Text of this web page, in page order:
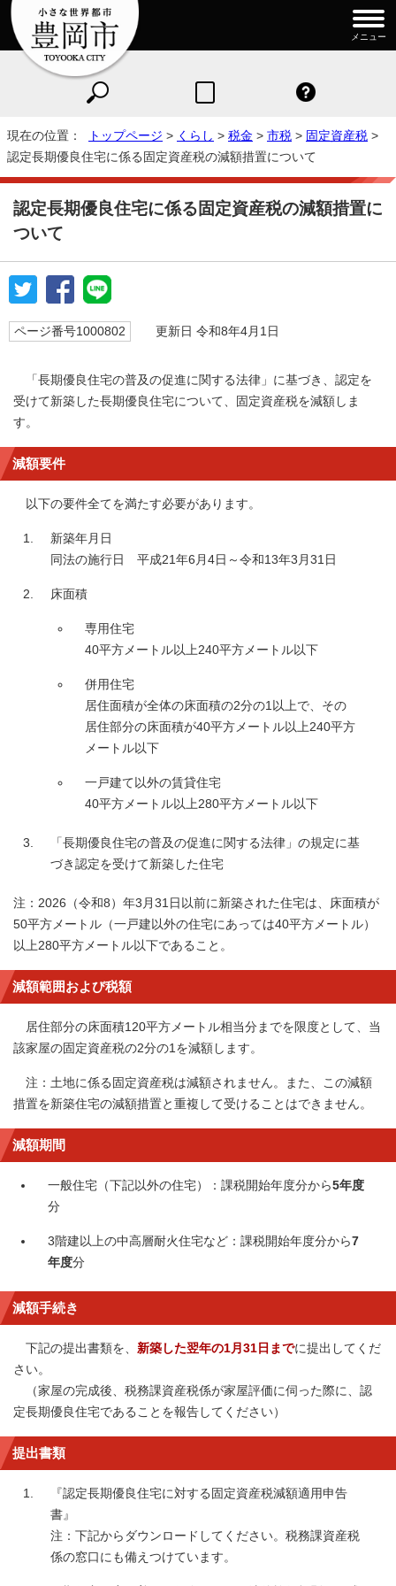
メニュー
現在の位置： トップページ > くらし > 税金 > 市税 > 固定資産税 >
認定長期優良住宅に係る固定資産税の減額措置について
認定長期優良住宅に係る固定資産税の減額措置に
ついて
ページ番号1000802 更新日 令和8年4月1日
「長期優良住宅の普及の促進に関する法律」に基づき、認定を
受けて新築した長期優良住宅について、固定資産税を減額しま
す。
減額要件
以下の要件全てを満たす必要があります。
新築年月日
同法の施行日 平成21年6月4日～令和13年3月31日
床面積
専用住宅
40平方メートル以上240平方メートル以下
併用住宅
居住面積が全体の床面積の2分の1以上で、その
居住部分の床面積が40平方メートル以上240平方
メートル以下
一戸建て以外の賃貸住宅
40平方メートル以上280平方メートル以下
「長期優良住宅の普及の促進に関する法律」の規定に基
づき認定を受けて新築した住宅
注：2026（令和8）年3月31日以前に新築された住宅は、床面積が
50平方メートル（一戸建以外の住宅にあっては40平方メートル）
以上280平方メートル以下であること。
減額範囲および税額
居住部分の床面積120平方メートル相当分までを限度として、当
該家屋の固定資産税の2分の1を減額します。
注：土地に係る固定資産税は減額されません。また、この減額
措置を新築住宅の減額措置と重複して受けることはできません。
減額期間
一般住宅（下記以外の住宅）：課税開始年度分から5年度
分
3階建以上の中高層耐火住宅など：課税開始年度分から7
年度分
減額手続き
下記の提出書類を、 新築した翌年の1月31日までに提出してくだ
さい。
（家屋の完成後、税務課資産税係が家屋評価に伺った際に、認
定長期優良住宅であることを報告してください）
提出書類
『認定長期優良住宅に対する固定資産税減額適用申告
書』
注：下記からダウンロードしてください。税務課資産税
係の窓口にも備えつけています。